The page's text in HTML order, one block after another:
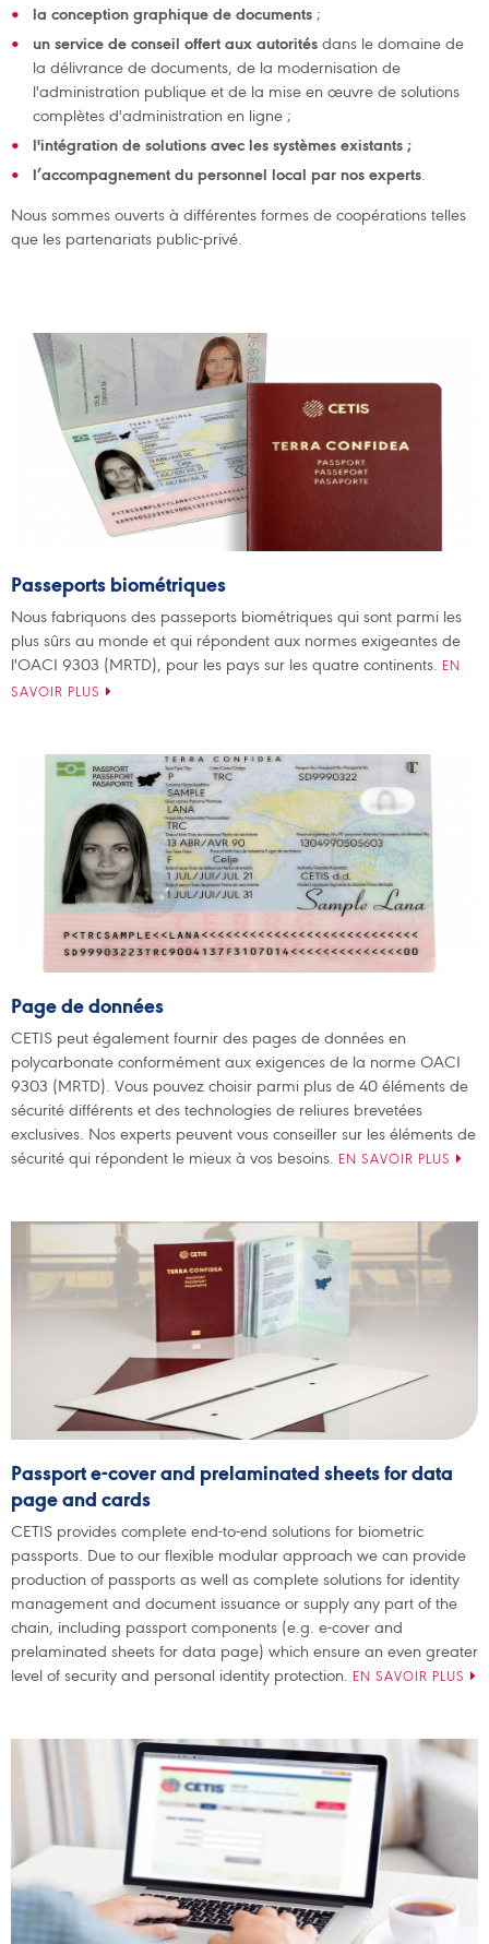
la conception graphique de documents ;
un service de conseil offert aux autorités dans le domaine de
la délivrance de documents, de la modernisation de
l'administration publique et de la mise en œuvre de solutions
complètes d'administration en ligne ;
l'intégration de solutions avec les systèmes existants ;
l’accompagnement du personnel local par nos experts.
Nous sommes ouverts à différentes formes de coopérations telles
que les partenariats public-privé.
Passeports biométriques
Nous fabriquons des passeports biométriques qui sont parmi les
plus sûrs au monde et qui répondent aux normes exigeantes de
l'OACI 9303 (MRTD), pour les pays sur les quatre continents. EN
SAVOIR PLUS
Page de données
CETIS peut également fournir des pages de données en
polycarbonate conformément aux exigences de la norme OACI
9303 (MRTD). Vous pouvez choisir parmi plus de 40 éléments de
sécurité différents et des technologies de reliures brevetées
exclusives. Nos experts peuvent vous conseiller sur les éléments de
sécurité qui répondent le mieux à vos besoins. EN SAVOIR PLUS
Passport e-cover and prelaminated sheets for data
page and cards
CETIS provides complete end-to-end solutions for biometric
passports. Due to our flexible modular approach we can provide
production of passports as well as complete solutions for identity
management and document issuance or supply any part of the
chain, including passport components (e.g. e-cover and
prelaminated sheets for data page) which ensure an even greater
level of security and personal identity protection. EN SAVOIR PLUS